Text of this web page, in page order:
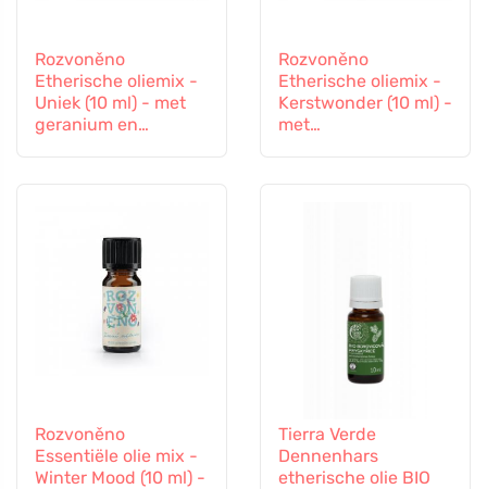
Rozvoněno
Etherische oliemix -
Uniek (10 ml) - met
geranium en
Rozvoněno
Etherische oliemix -
Kerstwonder (10 ml) -
met
Rozvoněno
Essentiële olie mix -
Winter Mood (10 ml) -
Tierra Verde
Dennenhars
etherische olie BIO